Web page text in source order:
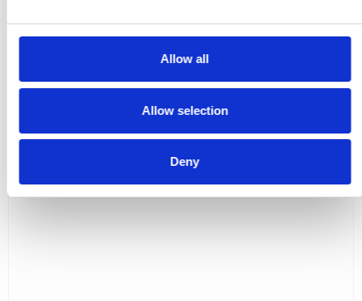
Allow all
Allow selection
Deny